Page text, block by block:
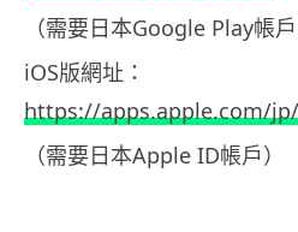
（需要日本Google Play帳戶
iOS版網址：
https://apps.apple.com/
（需要日本Apple ID帳戶）